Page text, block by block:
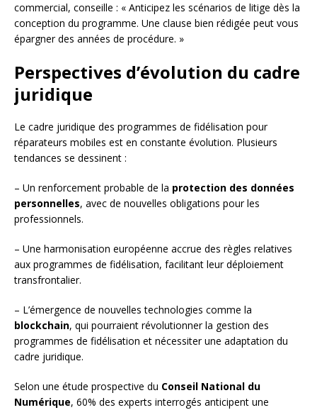
commercial, conseille : « Anticipez les scénarios de litige dès la
conception du programme. Une clause bien rédigée peut vous
épargner des années de procédure. »
Perspectives d’évolution du cadre
juridique
Le cadre juridique des programmes de fidélisation pour
réparateurs mobiles est en constante évolution. Plusieurs
tendances se dessinent :
– Un renforcement probable de la protection des données
personnelles, avec de nouvelles obligations pour les
professionnels.
– Une harmonisation européenne accrue des règles relatives
aux programmes de fidélisation, facilitant leur déploiement
transfrontalier.
– L’émergence de nouvelles technologies comme la
blockchain, qui pourraient révolutionner la gestion des
programmes de fidélisation et nécessiter une adaptation du
cadre juridique.
Selon une étude prospective du Conseil National du
Numérique, 60% des experts interrogés anticipent une